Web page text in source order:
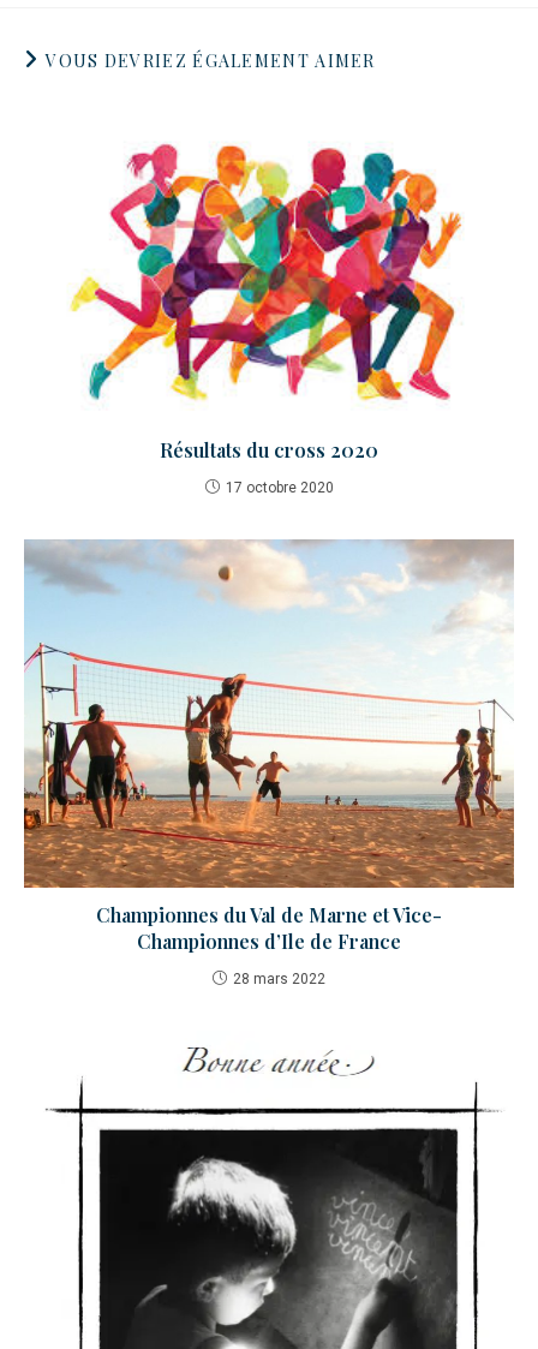
VOUS DEVRIEZ ÉGALEMENT AIMER
Résultats du cross 2020
17 octobre 2020
Championnes du Val de Marne et Vice-
Championnes d’Ile de France
28 mars 2022